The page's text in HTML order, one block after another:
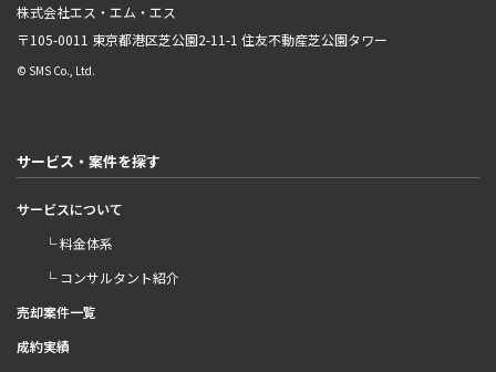
株式会社エス・エム・エス
〒105-0011 東京都港区芝公園2-11-1 住友不動産芝公園タワー
© SMS Co., Ltd.
サービス・案件を探す
サービスについて
└ 料金体系
└ コンサルタント紹介
売却案件一覧
成約実績